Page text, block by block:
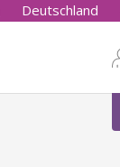
Deutschland